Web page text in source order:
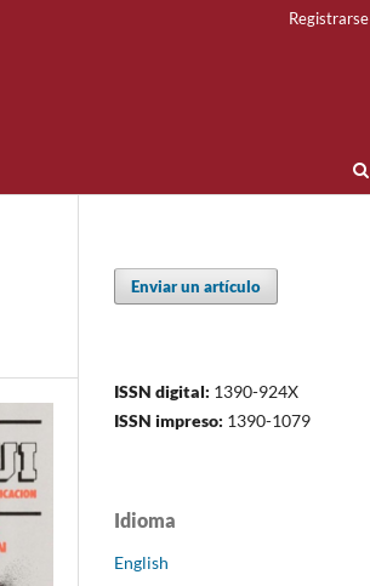
Registrarse
Enviar un artículo
ISSN digital: 1390-924X
ISSN impreso: 1390-1079
Idioma
English